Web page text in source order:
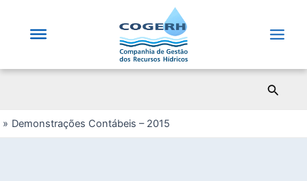
Demonstrações Contábeis – 2015